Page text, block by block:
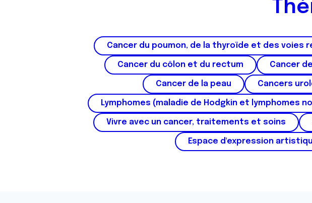
n
t
m
n
Cancer du poumon, de la thyroïde et des voies
Cancer du côlon et du rectum Cancer
Cancer de la peau Cancers
Lymphomes (maladie de Hodgkin et lymphomes
Vivre avec un cancer, traitements et soins
Espace d'expression